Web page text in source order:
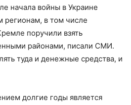
начала войны в Украине
регионам, в том числе
поручили взять
районами, писали СМИ.
туда и денежные средства, и
долгие годы является